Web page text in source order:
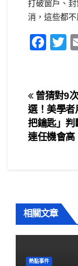
打破窗戶、
消，這些都不
F
e
b
o
o
T
文
章
導
曾猜對9
選！美學者
把鑰匙」判
連任機會高
相關文章
熱點事件